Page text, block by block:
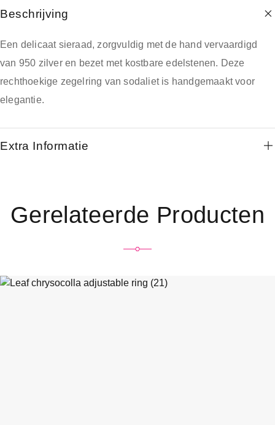
Beschrijving
Een delicaat sieraad, zorgvuldig met de hand vervaardigd
van 950 zilver en bezet met kostbare edelstenen. Deze
rechthoekige zegelring van sodaliet is handgemaakt voor
elegantie.
Extra Informatie
Gerelateerde Producten